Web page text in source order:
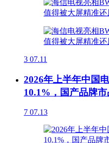
3 07.11
2026年上半年中国
10.1%，国产品牌
7 07.13